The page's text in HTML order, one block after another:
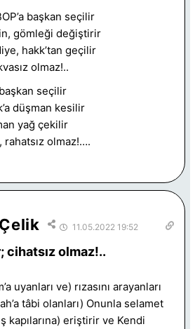
başkan seçilir
gömleği değiştirir
hakk’tan geçilir
olmaz!..
seçilir
düşman kesilir
yağ çekilir
olmaz!….
11.05.2022 19:52
cihatsız olmaz!..
uyanları ve) rızasını arayanları
tâbi olanları) Onunla selamet
kapılarına) eriştirir ve Kendi